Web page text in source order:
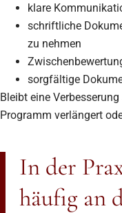
klare
schriftliche
zu nehmen
sorgfältige
Bleibt eine
Programm verlängert
In der
häufig an